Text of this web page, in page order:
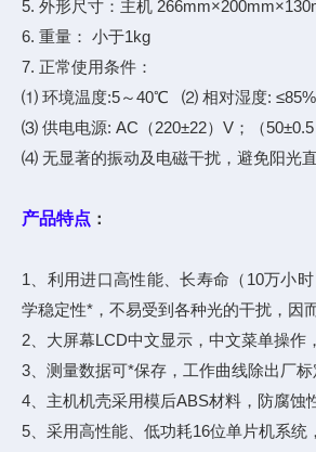
5. 外形尺寸：主机
6. 重量： 小于1kg
7. 正常使用条件：
⑴ 环境温度:5～40℃ ⑵ 相对湿度: ≤85%
⑶ 供电电源: AC（220±22）V；（
⑷ 无显著的振动及电磁干扰，避免阳光直
产品特点 ：
1、利用进口高性能、长寿命（10万小
学稳定性*，不易受到各种光的干扰，因
2、大屏幕LCD中文显示，中文菜单操作
3、测量数据可*保存，工作曲线除出厂
4、主机机壳采用模后ABS材料，防腐蚀
5、采用高性能、低功耗16位单片机系统